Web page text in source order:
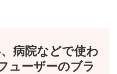
病院などで使わ
ューザーのブラ